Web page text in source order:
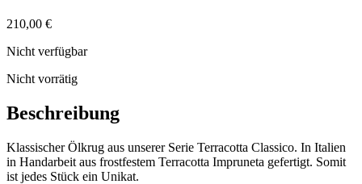
210,00 €
Nicht verfügbar
Nicht vorrätig
Beschreibung
Klassischer Ölkrug aus unserer Serie Terracotta Classico. In Italien
in Handarbeit aus frostfestem Terracotta Impruneta gefertigt. Somit
ist jedes Stück ein Unikat.